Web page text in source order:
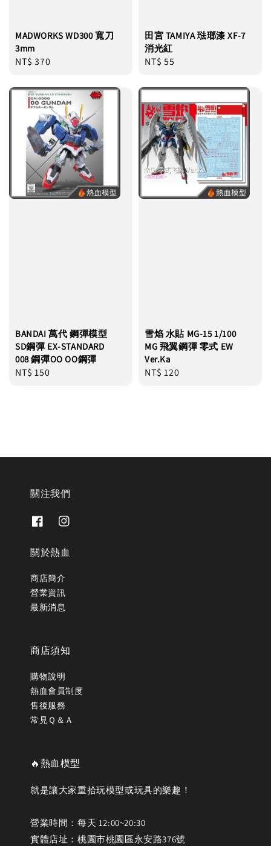
MADWORKS WD300 寬刀
3mm
Regular
NT$ 370
田宮 TAMIYA 琺瑯漆 XF-7
消光紅
Regular
NT$ 55
BANDAI 萬代 鋼彈模型
SD鋼彈 EX-STANDARD
008 鋼彈OO OO鋼彈
Regular
NT$ 150
雪焰 水貼 MG-15 1/100
MG 飛翼鋼彈 零式 EW
Ver.Ka
Regular
NT$ 120
關注我們
關於熱血
商店簡介
營業資訊
最新消息
商店須知
購物說明
熱血會員制度
售後服務
常見Ｑ＆Ａ
🔥熱血模型
就是讓大家重拾玩模型或玩具的樂趣！
營業時間：每天 12:00~20:30
實體店址：桃園市桃園區永安路376號